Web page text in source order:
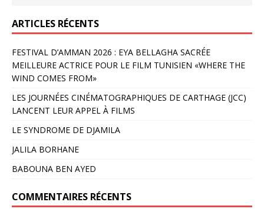
ARTICLES RÉCENTS
FESTIVAL D’AMMAN 2026 : EYA BELLAGHA SACRÉE
MEILLEURE ACTRICE POUR LE FILM TUNISIEN «WHERE THE
WIND COMES FROM»
LES JOURNÉES CINÉMATOGRAPHIQUES DE CARTHAGE (JCC)
LANCENT LEUR APPEL À FILMS
LE SYNDROME DE DJAMILA
JALILA BORHANE
BABOUNA BEN AYED
COMMENTAIRES RÉCENTS